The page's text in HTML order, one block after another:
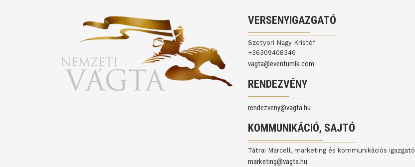
VERSENYIGAZGATÓ
Szotyori Nagy Kristóf
+36309408346
vagta@eventumlk.com
RENDEZVÉNY
rendezveny@vagta.hu
KOMMUNIKÁCIÓ, SAJTÓ
Tátrai Marcell, marketing és kommunikációs igazgató
marketing@vagta.hu